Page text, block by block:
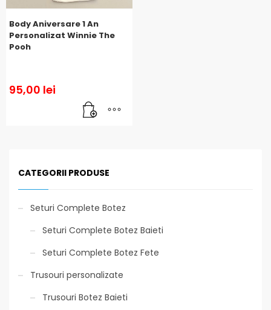
Body Aniversare 1 An
Personalizat Winnie The
Pooh
95,00 lei
CATEGORII PRODUSE
Seturi Complete Botez
Seturi Complete Botez Baieti
Seturi Complete Botez Fete
Trusouri personalizate
Trusouri Botez Baieti